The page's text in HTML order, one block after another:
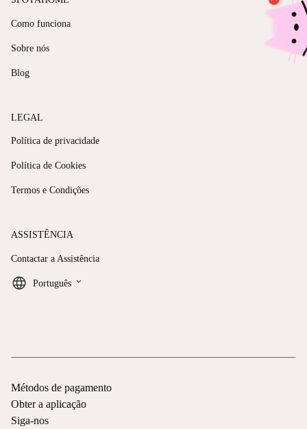
Como funciona
Sobre nós
Blog
LEGAL
Política de privacidade
Política de Cookies
Termos e Condições
ASSISTÊNCIA
Contactar a Assistência
Português keyboard_arrow_down
Métodos de pagamento
Obter a aplicação
Siga-nos